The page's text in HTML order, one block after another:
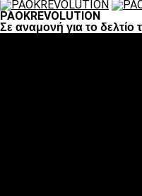
PAOKREVOLUTION
Σε αναμονή για το δελτίο